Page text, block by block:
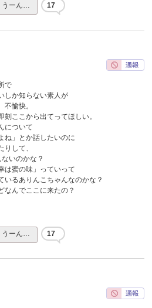
うーん… 17
で
しか知らない素人が
愉快。
ここから出てってほしい。
について
ね」とか話したいのに
して、
いのかな？
は蜜の味」っていって
いるありんこちゃんなのかな？
なんでここに来たの？
うーん… 17